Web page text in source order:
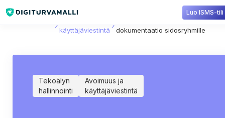
Luo ISMS-tili
käyttäjäviestintä
Tekoälyjärjestelmän tekninen
dokumentaatio sidosryhmille
Tekoälyn
hallinnointi
Avoimuus ja
käyttäjäviestintä